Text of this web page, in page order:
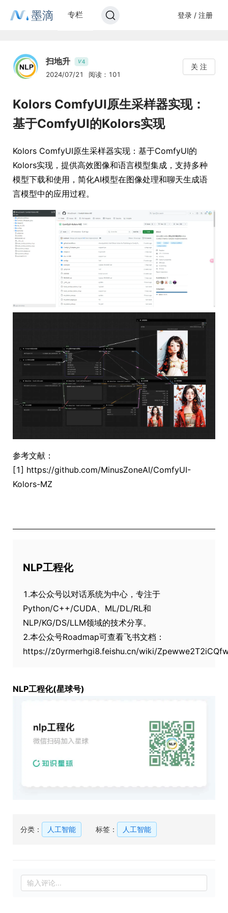
墨滴 专栏 登录 / 注册
扫地升 V4
2024/07/21 阅读：101
关 注
Kolors ComfyUI原生采样器实现：
基于ComfyUI的Kolors实现
Kolors ComfyUI原生采样器实现：基于ComfyUI的
Kolors实现，提供高效图像和语言模型集成，支持多种
模型下载和使用，简化AI模型在图像处理和聊天生成语
言模型中的应用过程。
参考文献：
[1] https://github.com/MinusZoneAI/ComfyUI-
Kolors-MZ
NLP工程化
1.本公众号以对话系统为中心，专注于
Python/C++/CUDA、ML/DL/RL和
NLP/KG/DS/LLM领域的技术分享。
2.本公众号Roadmap可查看飞书文档：
https://z0yrmerhgi8.feishu.cn/wiki/
NLP工程化(星球号)
分类： 人工智能 标签： 人工智能